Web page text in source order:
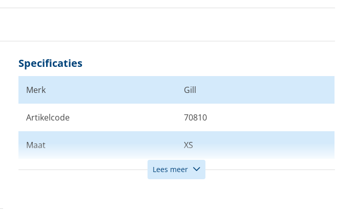
Specificaties
Merk Gill
Artikelcode 70810
Maat XS
Kleur Zwart
Lees meer